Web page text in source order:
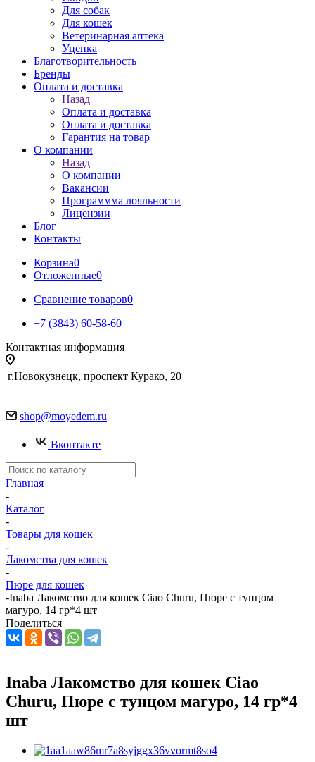
Для собак
Для кошек
Ветеринарная аптека
Уценка
Благотворительность
Бренды
Оплата и доставка
Назад
Оплата и доставка
Оплата и доставка
Гарантия на товар
О компании
Назад
О компании
Вакансии
Программма лояльности
Лицензии
Блог
Контакты
Корзина0
Отложенные0
Сравнение товаров0
+7 (3843) 60-58-60
Контактная информация
г.Новокузнецк, проспект Курако, 20
shop@moyedem.ru
Вконтакте
Главная
-
Каталог
-
Товары для кошек
-
Лакомства для кошек
-
Пюре для кошек
-Inaba Лакомство для кошек Ciao Churu, Пюре с тунцом
магуро, 14 гр*4 шт
Поделиться
Inaba Лакомство для кошек Ciao
Churu, Пюре с тунцом магуро, 14 гр*4
шт